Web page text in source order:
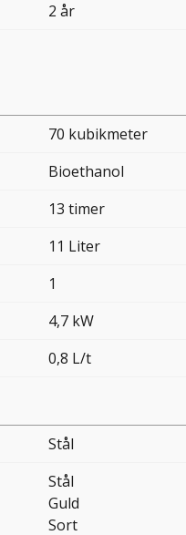
2 år
70 kubikmeter
Bioethanol
13 timer
11 Liter
1
4,7 kW
0,8 L/t
Stål
Stål
Guld
Sort